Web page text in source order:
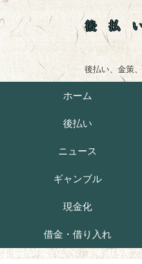
後払
後払い、金策
ホーム
後払い
ニュース
ギャンブル
現金化
借金・借り入れ